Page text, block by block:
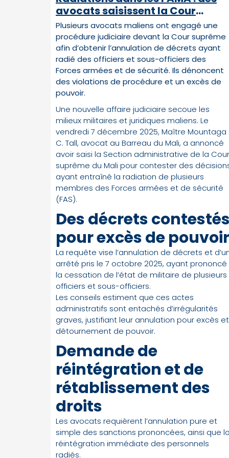
avocats saisissent la Cour
suprême pour contester les
sanctions
Plusieurs avocats maliens ont engagé une
procédure judiciaire devant la Cour suprême
afin d’obtenir l’annulation de décrets ayant
radié des officiers et sous-officiers des
Forces armées et de sécurité. Ils dénoncent
des violations de procédure et un excès de
pouvoir.
Une nouvelle affaire judiciaire secoue les
milieux militaires et juridiques maliens. Le
vendredi 7 décembre 2025, Maître Mountaga
C. Tall, avocat au Barreau du Mali, a annoncé
avoir saisi la Section administrative de la Cour
suprême du Mali pour contester des
ayant entraîné la radiation de plusieurs
membres des Forces armées et de sécurité
(FAS).
Des décrets contestés
pour excès de pouvoir
La requête vise l’annulation de décrets et
arrêté pris le 7 octobre 2025, ayant prononcé
la cessation de l’état de militaire de plusieurs
officiers et sous-officiers.
Les conseils estiment que ces actes
administratifs sont entachés d’irrégularités
graves, justifiant leur annulation pour excès et
détournement de pouvoir.
Demande de
réintégration et de
rétablissement des
droits
Les avocats requièrent l’annulation pure et
simple des sanctions prononcées, ainsi que la
réintégration immédiate des personnels
radiés.